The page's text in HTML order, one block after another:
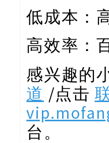
低成本：
高效率：
感兴趣的
道 /点击
台。